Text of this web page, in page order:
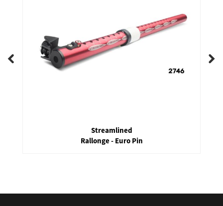
Streamlined
Rallonge - Euro Pin